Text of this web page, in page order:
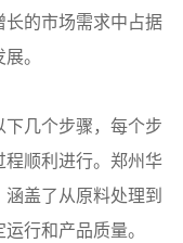
的市场需求中占据
。
几个步骤，每个步
顺利进行。郑州华
盖了从原料处理到
行和产品质量。